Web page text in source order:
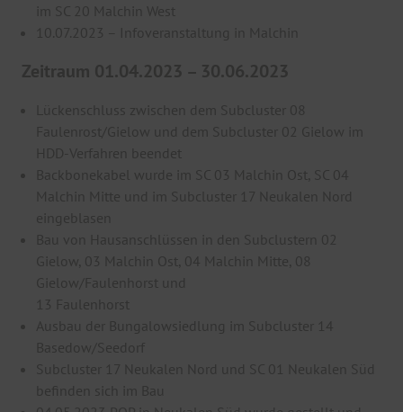
im SC 20 Malchin West
10.07.2023 – Infoveranstaltung in Malchin
Zeitraum 01.04.2023 – 30.06.2023
Lückenschluss zwischen dem Subcluster 08
Faulenrost/Gielow und dem Subcluster 02 Gielow im
HDD-Verfahren beendet
Backbonekabel wurde im SC 03 Malchin Ost, SC 04
Malchin Mitte und im Subcluster 17 Neukalen Nord
eingeblasen
Bau von Hausanschlüssen in den Subclustern 02
Gielow, 03 Malchin Ost, 04 Malchin Mitte, 08
Gielow/Faulenhorst und
13 Faulenhorst
Ausbau der Bungalowsiedlung im Subcluster 14
Basedow/Seedorf
Subcluster 17 Neukalen Nord und SC 01 Neukalen Süd
befinden sich im Bau